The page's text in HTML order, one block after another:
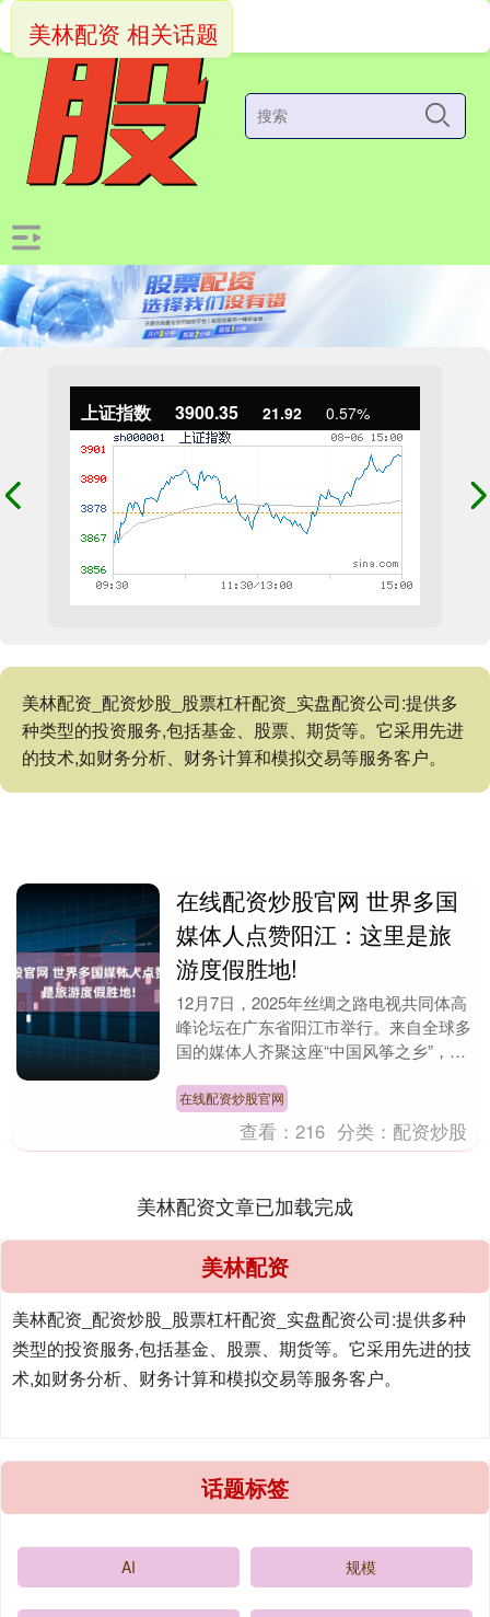
上证指数 3900.35 21.92 0.57%
美林配资_配资炒股_股票杠杆配资_实盘配资公司:提供多
种类型的投资服务,包括基金、股票、期货等。它采用先进
的技术,如财务分析、财务计算和模拟交易等服务客户。
美林配资 相关话题
在线配资炒股官网 世界多国
媒体人点赞阳江：这里是旅
游度假胜地!
12月7日，2025年丝绸之路电视共同体高
峰论坛在广东省阳江市举行。来自全球多
国的媒体人齐聚这座“中国风筝之乡”，在
风光与多....
在线配资炒股官网
查看：216 分类： 配资炒股
美林配资文章已加载完成
美林配资
美林配资_配资炒股_股票杠杆配资_实盘配资公司:提供多种
类型的投资服务,包括基金、股票、期货等。它采用先进的技
术,如财务分析、财务计算和模拟交易等服务客户。
话题标签
AI 规模